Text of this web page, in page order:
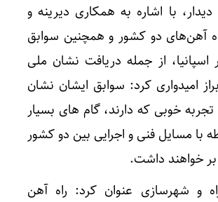
با اشاره به همکاری دیرینه و
آهن‌های دو کشور و همچنین سوابق
از جمله دریافت نشان ملی
امیدواری کرد: سوابق ایشان نشان
خوبی که دارند، گام های بسیار
با مسایل فنی و اجرایی بین دو کشور
بر خواهند داشت.
و شهرسازی عنوان کرد: راه آهن